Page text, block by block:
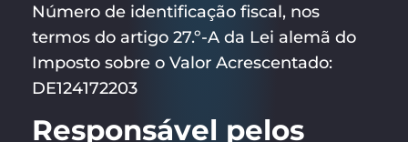
Número de identificação fiscal, nos
termos do artigo 27.º-A da Lei alemã do
Imposto sobre o Valor Acrescentado:
DE124172203
Responsável pelos